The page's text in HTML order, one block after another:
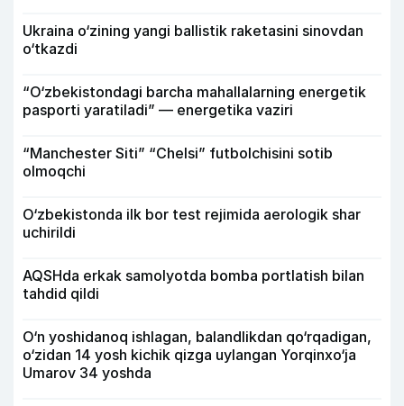
Ukraina o‘zining yangi ballistik raketasini sinovdan
o‘tkazdi
“O‘zbekistondagi barcha mahallalarning energetik
pasporti yaratiladi” — energetika vaziri
“Manchester Siti” “Chelsi” futbolchisini sotib
olmoqchi
O‘zbekistonda ilk bor test rejimida aerologik shar
uchirildi
AQSHda erkak samolyotda bomba portlatish bilan
tahdid qildi
O‘n yoshidanoq ishlagan, balandlikdan qo‘rqadigan,
o‘zidan 14 yosh kichik qizga uylangan Yorqinxo‘ja
Umarov 34 yoshda